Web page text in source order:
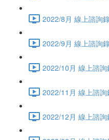
2022/8月 線上諮詢
2022/9月 線上諮詢
2022/10月 線上諮
2022/11月 線上諮
2022/12月 線上諮